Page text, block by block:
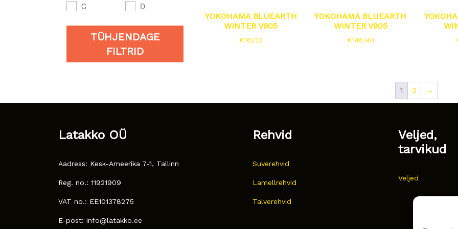
YOKOHAMA BLUEARTH
WINTER V905
€162,13
YOKOHAMA BLUEARTH
WINTER V905
€146,90
1 2 →
C D
TÜHJENDAGE
FILTRID
Latakko OÜ
Aadress: Kesk-Ameerika 7-1, Tallinn
Reg. no.: 11921909
VAT no.: EE101378275
E-post: info@latakko.ee
Rehvid
Suverehvid
Lamellrehvid
Talverehvid
Veljed,
tarvikud
Veljed